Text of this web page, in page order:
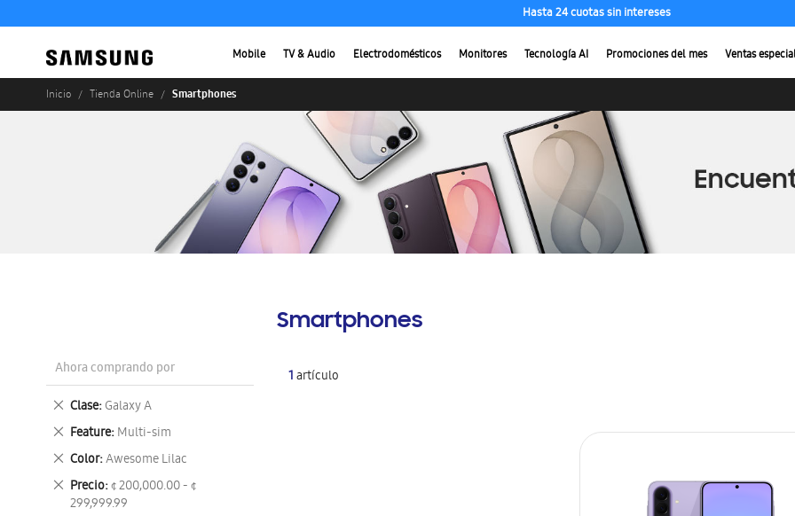
Hasta 24 cuotas sin intereses
Mobile TV & Audio Electrodomésticos Monitores Tecnología AI Promociones del mes Ventas
Inicio Tienda Online Smartphones
Smartphones
1artículo
Ahora comprando por
Clase Galaxy A
Eliminar
este
artículo
Feature Multi-sim
Eliminar
este
artículo
Color Awesome Lilac
Eliminar
este
artículo
Precio ¢ 200,000.00 - ¢
299,999.99
Eliminar
este